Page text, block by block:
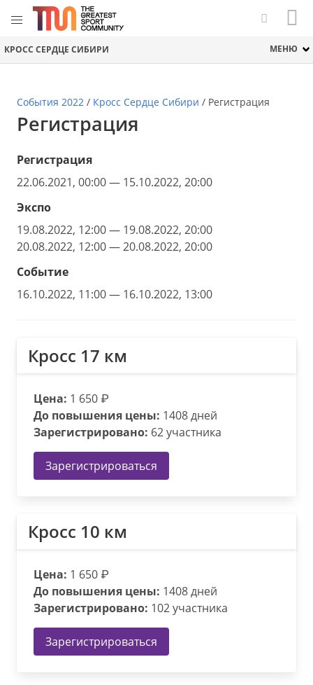
КРОСС СЕРДЦЕ СИБИРИ МЕНЮ
События 2022 / Кросс Сердце Сибири / Регистрация
Регистрация
Регистрация
22.06.2021, 00:00 — 15.10.2022, 20:00
Экспо
19.08.2022, 12:00 — 19.08.2022, 20:00
20.08.2022, 12:00 — 20.08.2022, 20:00
Событие
16.10.2022, 11:00 — 16.10.2022, 13:00
Кросс 17 км
Цена: 1 650 ₽
До повышения цены: 1408 дней
Зарегистрировано: 62 участника
Зарегистрироваться
Кросс 10 км
Цена: 1 650 ₽
До повышения цены: 1408 дней
Зарегистрировано: 102 участника
Зарегистрироваться